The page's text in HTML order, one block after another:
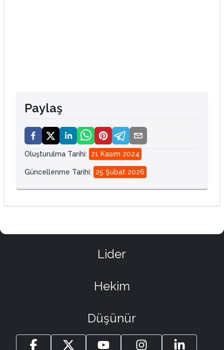
Paylaş
Oluşturulma Tarihi: 21 Kasım 2024
Güncellenme Tarihi: 25 Şubat 2026
Lider
Hekim
Düşünür